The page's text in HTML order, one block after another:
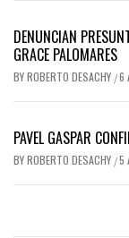
DENUNCIAN
GRACE PALOMARES
BYROBERTO DESACHY /6
PAVEL GASPAR
BYROBERTO DESACHY /5